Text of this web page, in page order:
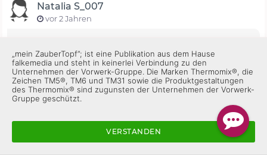
Natalia S_007
vor 2 Jahren
nur die halbe Zitrone rein gemacht aber es hat
überhaupt nicht reingepasst schade
Hallo liebe Natalia, wie schade, dass euch der Zaziki
mit Zitrone nicht so gut geschmeckt hat. Wir
„mein ZauberTopf”; ist eine Publikation aus dem Hause
falkemedia und steht in keinerlei Verbindung zu den
Unternehmen der Vorwerk-Gruppe. Die Marken Thermomix®, die
Zeichen TM5®, TM6 und TM31 sowie die Produktgestaltungen
des Thermomix® sind zugunsten der Unternehmen der Vorwerk-
Gruppe geschützt.
VERSTANDEN